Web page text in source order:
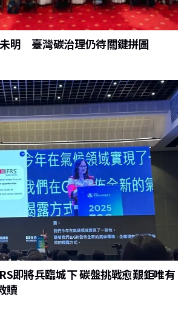
明 臺灣碳治理仍待關鍵拼圖
即將兵臨城下 碳盤挑戰愈艱鉅唯有
贖